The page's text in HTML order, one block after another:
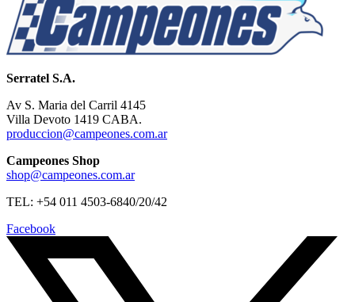
Serratel S.A.
Av S. Maria del Carril 4145
Villa Devoto 1419 CABA.
produccion@campeones.com.ar
Campeones Shop
shop@campeones.com.ar
TEL: +54 011 4503-6840/20/42
Facebook